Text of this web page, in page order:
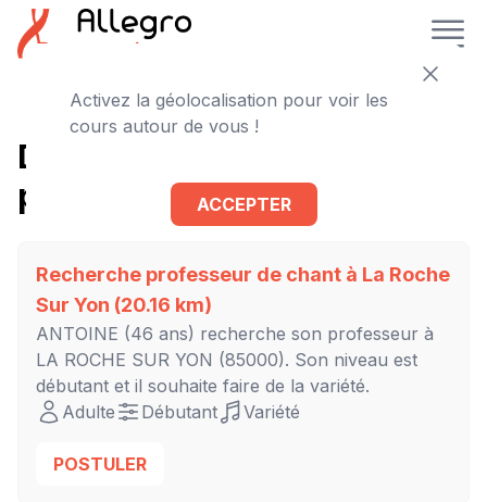
Activez la géolocalisation pour voir les
cours autour de vous !
ACCEPTER
D'autres cours de chant à
proximité
Recherche professeur de chant à La Roche
Sur Yon (20.16 km)
ANTOINE (46 ans) recherche son professeur à
LA ROCHE SUR YON (85000). Son niveau est
débutant et il souhaite faire de la variété.
Adulte
Débutant Variété
POSTULER